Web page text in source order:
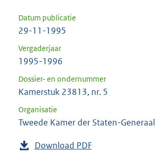
Datum publicatie
29-11-1995
Vergaderjaar
1995-1996
Dossier- en ondernummer
Kamerstuk 23813, nr. 5
Organisatie
Tweede Kamer der Staten-Generaal
Download PDF